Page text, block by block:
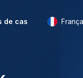
de cas